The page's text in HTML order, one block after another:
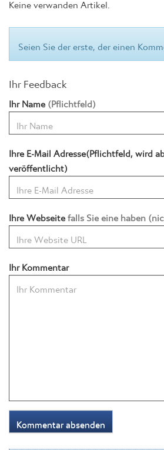
Seien Sie der erste, der einen
Ihr Feedback
Ihr Name(Pflichtfeld)
Ihre E-Mail Adresse(Pflichtfeld, wird
veröffentlicht)
Ihre Webseitefalls Sie eine haben
Ihr Kommentar